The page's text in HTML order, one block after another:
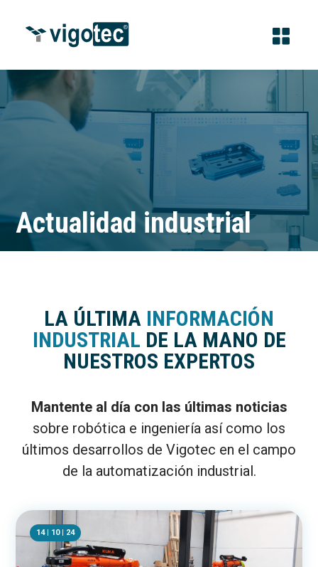
Actualidad industrial
LA ÚLTIMA INFORMACIÓN
INDUSTRIAL DE LA MANO DE
NUESTROS EXPERTOS
Mantente al día con las últimas noticias
sobre robótica e ingeniería así como los
últimos desarrollos de Vigotec en el campo
de la automatización industrial.
14 | 10 | 24